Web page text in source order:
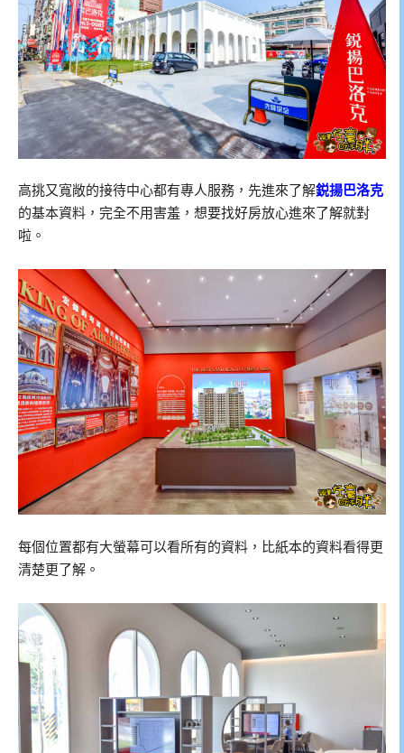
高挑又寬敞的接待中心都有專人服務，先進來了解鋭揚巴洛克
的基本資料，完全不用害羞，想要找好房放心進來了解就對
啦。
每個位置都有大螢幕可以看所有的資料，比紙本的資料看得更
清楚更了解。